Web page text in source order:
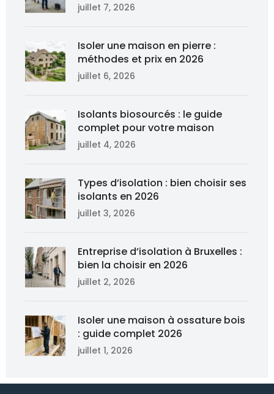
juillet 7, 2026
Isoler une maison en pierre :
méthodes et prix en 2026
juillet 6, 2026
Isolants biosourcés : le guide
complet pour votre maison
juillet 4, 2026
Types d’isolation : bien choisir ses
isolants en 2026
juillet 3, 2026
Entreprise d’isolation à Bruxelles :
bien la choisir en 2026
juillet 2, 2026
Isoler une maison à ossature bois
: guide complet 2026
juillet 1, 2026